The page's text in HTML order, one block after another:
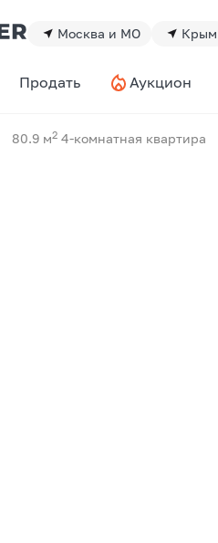
Москва и МО Крым
Продать Аукцион
80.9 м2 4-комнатная квартира